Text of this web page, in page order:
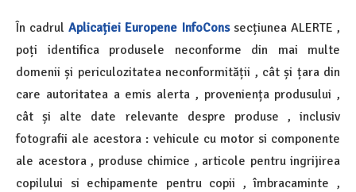
În cadrulAplicației Europene InfoConssecțiunea ALERTE ,
poți identifica produsele neconforme din mai multe
domenii și periculozitatea neconformității , cât și țara din
care autoritatea a emis alerta , proveniența produsului ,
cât și alte date relevante despre produse , inclusiv
fotografii ale acestora : vehicule cu motor si componente
ale acestora , produse chimice , articole pentru ingrijirea
copilului si echipamente pentru copii , îmbracaminte ,